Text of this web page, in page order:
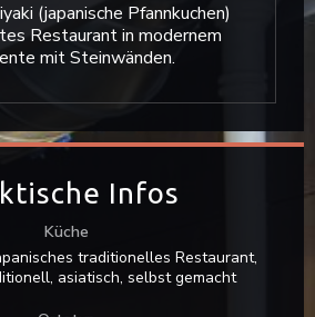
(japanische Pfannkuchen)
Restaurant in modernem
mit Steinwänden.
Infos
Küche
traditionelles Restaurant,
asiatisch, selbst gemacht